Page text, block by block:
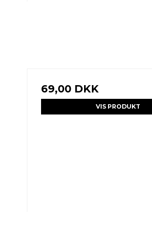
69,00 DKK
VIS PRODUKT